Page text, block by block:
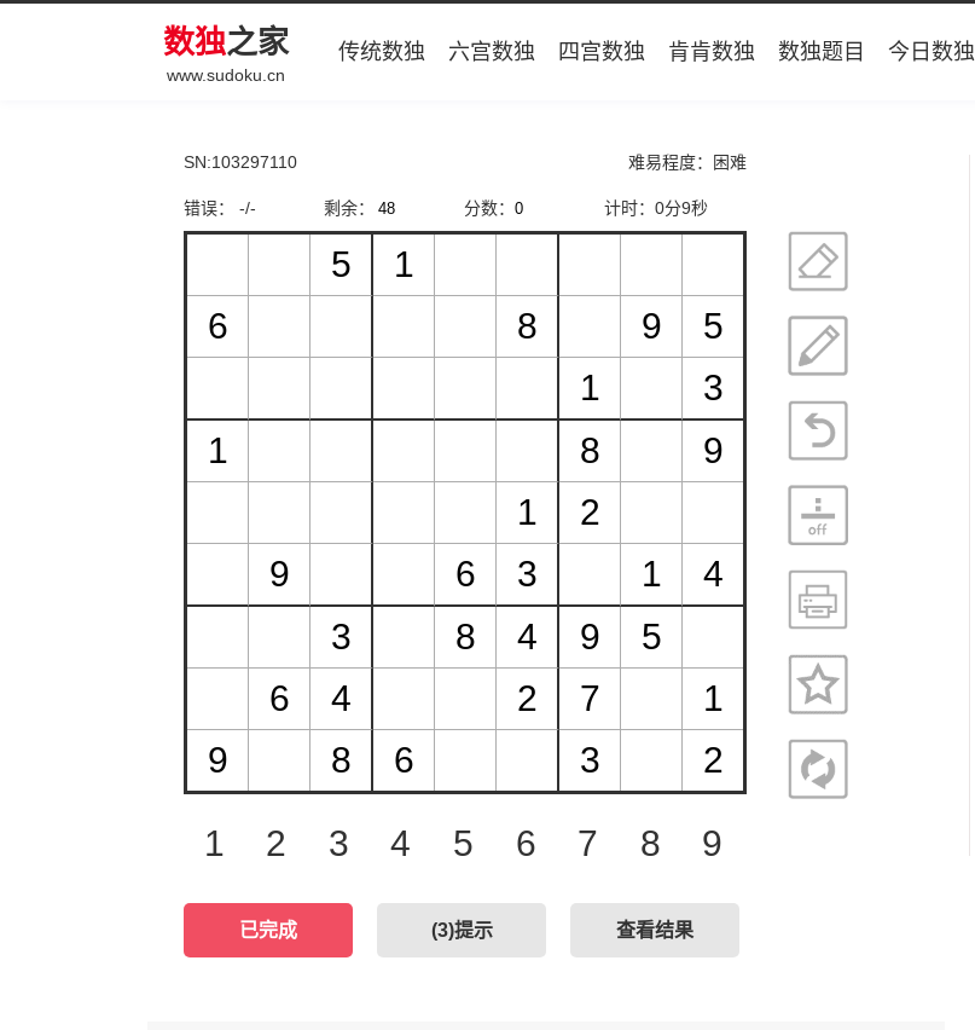
数独之家
www.sudoku.cn
传统数独 六宫数独 四宫数独 肯肯数独 数独题目 今日数独
SN:103297110 难易程度：困难
错误： -/- 剩余： 分数： 计时： 0分9秒
1 2 3 4 5 6 7 8 9
已完成 (3)提示 查看结果